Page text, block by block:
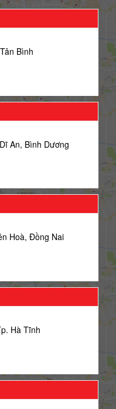
Bình
An, Bình Dương
Hoà, Đồng Nai
Hà Tĩnh